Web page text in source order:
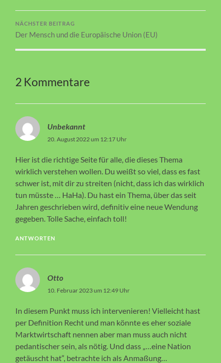
NÄCHSTER BEITRAG
Der Mensch und die Europäische Union (EU)
2 Kommentare
Unbekannt
20. August 2022 um 12:17 Uhr
Hier ist die richtige Seite für alle, die dieses Thema
wirklich verstehen wollen. Du weißt so viel, dass es fast
schwer ist, mit dir zu streiten (nicht, dass ich das wirklich
tun müsste … HaHa). Du hast ein Thema, über das seit
Jahren geschrieben wird, definitiv eine neue Wendung
gegeben. Tolle Sache, einfach toll!
ANTWORTEN
Otto
10. Februar 2023 um 12:49 Uhr
In diesem Punkt muss ich intervenieren! Vielleicht hast
per Definition Recht und man könnte es eher soziale
Marktwirtschaft nennen aber man muss auch nicht
pedantischer sein, als nötig. Und dass „…eine Nation
getäuscht hat“, betrachte ich als Anmaßung…